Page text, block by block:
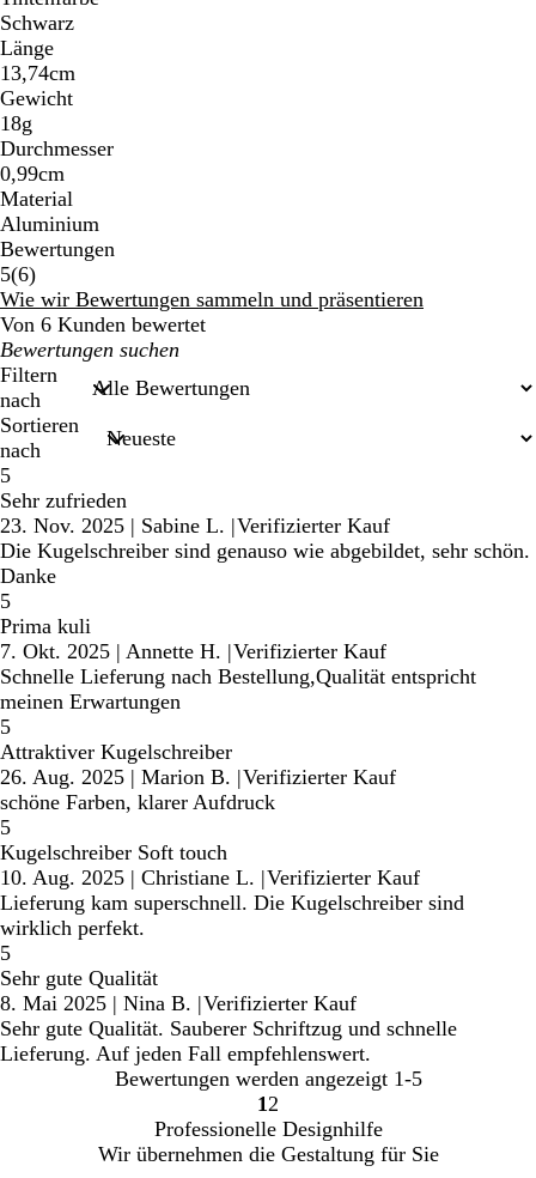
Schwarz
Länge
13,74cm
Gewicht
18g
Durchmesser
0,99cm
Material
Aluminium
Bewertungen
5(66
Bewertungen
)
Wie wir Bewertungen sammeln und präsentieren
Von 6 Kunden bewertet
Meine
Sucheingaben
Filtern
nach
Sortieren
nach
5
Sehr zufrieden
23. Nov. 2025 | Sabine L. |Verifizierter Kauf
Die Kugelschreiber sind genauso wie abgebildet, sehr schön.
Danke
5
Prima kuli
7. Okt. 2025 | Annette H. |Verifizierter Kauf
Schnelle Lieferung nach Bestellung,Qualität entspricht
meinen Erwartungen
5
Attraktiver Kugelschreiber
26. Aug. 2025 | Marion B. |Verifizierter Kauf
schöne Farben, klarer Aufdruck
5
Kugelschreiber Soft touch
10. Aug. 2025 | Christiane L. |Verifizierter Kauf
Lieferung kam superschnell. Die Kugelschreiber sind
wirklich perfekt.
5
Sehr gute Qualität
8. Mai 2025 | Nina B. |Verifizierter Kauf
Sehr gute Qualität. Sauberer Schriftzug und schnelle
Lieferung. Auf jeden Fall empfehlenswert.
Bewertungen werden angezeigt 1-5
Gehe
zu
Seite
1 Gehe
zu
Seite
2
Professionelle Designhilfe
Wir übernehmen die Gestaltung für Sie